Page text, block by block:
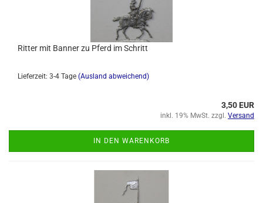
Ritter mit Banner zu Pferd im Schritt
Lieferzeit: 3-4 Tage (Ausland abweichend)
3,50 EUR
inkl. 19% MwSt. zzgl. Versand
IN DEN WARENKORB